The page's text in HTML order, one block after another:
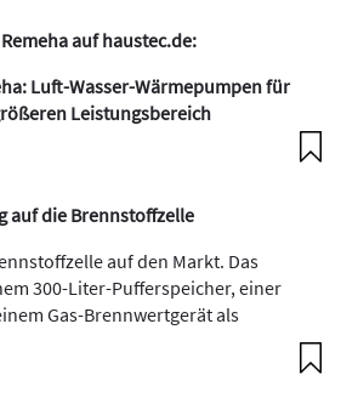
auf haustec.de:
Luft-Wasser-Wärmepumpen für
Leistungsbereich
auf die Brennstoffzelle
auf den Markt. Das
300-Liter-Pufferspeicher, einer
Gas-Brennwertgerät als